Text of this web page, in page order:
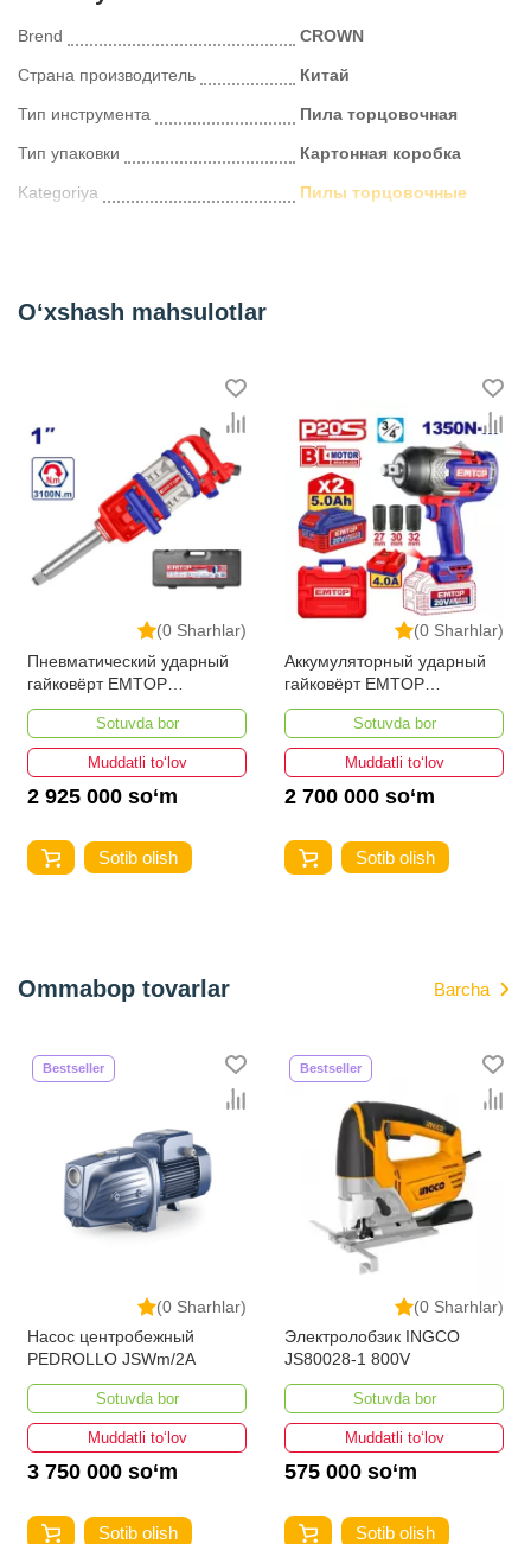
Brend CROWN
Страна производитель Китай
Тип инструмента Пила торцовочная
Тип упаковки Картонная коробка
Kategoriya Пилы торцовочные
O‘xshash mahsulotlar
(0 Sharhlar)
Аккумуляторный ударный
гайковёрт EMTOP
ECIWL20135
Sotuvda bor
Muddatli to‘lov
2 700 000 so‘m
Sotib olish
(0 Sharhlar)
Аккумуляторный ударный
гайковёрт EMTOP
ECIWL20105
Sotuvda bor
Muddatli to‘lov
2 100 000 so‘m
Sotib olish
Ommabop tovarlar Barcha
(0 Sharhlar)
Bestseller
Электролобзик INGCO
JS80028-1 800V
Sotuvda bor
Muddatli to‘lov
575 000 so‘m
Sotib olish
(0 Sharhlar)
Bestseller
Электрическая дрель EPA
EED-6M-1 / 6P-1
Sotuvda bor
Muddatli to‘lov
250 000 so‘m
Sotib olish